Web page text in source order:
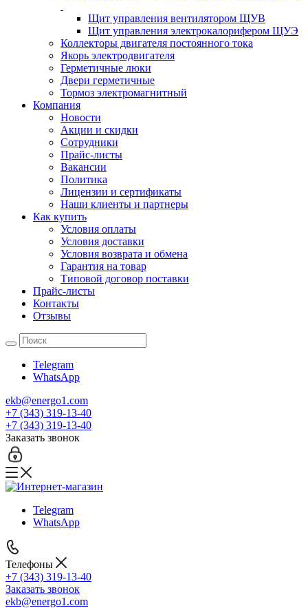
Щит управления вентилятором ЩУВ
Щит управления электрокалорифером ЩУЭ
Коллекторы двигателя постоянного тока
Якорь электродвигателя
Герметичные люки
Двери герметичные
Тормоз электромагнитный
Компания
Новости
Акции и скидки
Сотрудники
Прайс-листы
Вакансии
Политика
Лицензии и сертификаты
Наши клиенты и партнеры
Как купить
Условия оплаты
Условия доставки
Условия возврата и обмена
Гарантия на товар
Типовой договор поставки
Прайс-листы
Контакты
Отзывы
Telegram
WhatsApp
ekb@energo1.com
+7 (343) 319-13-40
+7 (343) 319-13-40
Заказать звонок
Telegram
WhatsApp
Телефоны
+7 (343) 319-13-40
Заказать звонок
ekb@energo1.com